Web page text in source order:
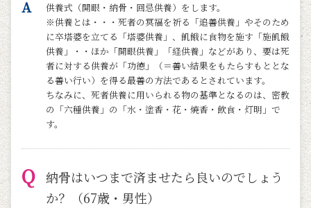
供養式（開眼・納骨・回忌供養）をします。
※供養とは・・・死者の冥福を祈る「追善供養」やそのため
に卒塔婆を立てる「塔婆供養」、飢餓に食物を施す「施飢餓
供養」・・ほか「開眼供養」「経供養」などがあり、要は死
者に対する供養が「功徳」（＝善い結果をもたらすもととな
る善い行い）を得る最善の方法であるとされています。
ちなみに、死者供養に用いられる物の基準となるのは、密教
の「六種供養」の「水・塗香・花・焼香・飲食・灯明」で
す。
納骨はいつまで済ませたら良いのでしょう
か？（67歳・男性）